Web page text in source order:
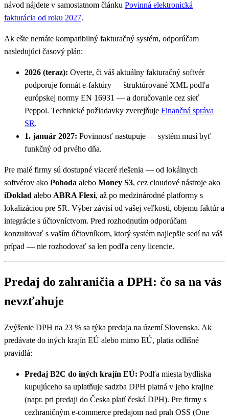
návod nájdete v samostatnom článku Povinná elektronická
fakturácia od roku 2027.
Ak ešte nemáte kompatibilný fakturačný systém, odporúčam
nasledujúci časový plán:
2026 (teraz): Overte, či váš aktuálny fakturačný softvér
podporuje formát e-faktúry — štruktúrované XML podľa
európskej normy EN 16931 — a doručovanie cez sieť
Peppol. Technické požiadavky zverejňuje Finančná správa
SR.
1. január 2027: Povinnosť nastupuje — systém musí byť
funkčný od prvého dňa.
Pre malé firmy sú dostupné viaceré riešenia — od lokálnych
softvérov ako Pohoda alebo Money S3, cez cloudové nástroje ako
iDoklad alebo ABRA Flexi, až po medzinárodné platformy s
lokalizáciou pre SR. Výber závisí od vašej veľkosti, objemu faktúr a
integrácie s účtovníctvom. Pred rozhodnutím odporúčam
konzultovať s vaším účtovníkom, ktorý systém najlepšie sedí na váš
prípad — nie rozhodovať sa len podľa ceny licencie.
Predaj do zahraničia a DPH: čo sa na vás
nevzťahuje
Zvýšenie DPH na 23 % sa týka predaja na území Slovenska. Ak
predávate do iných krajín EÚ alebo mimo EÚ, platia odlišné
pravidlá:
Predaj B2C do iných krajín EÚ: Podľa miesta bydliska
kupujúceho sa uplatňuje sadzba DPH platná v jeho krajine
(napr. pri predaji do Česka platí česká DPH). Pre firmy s
cezhraničným e-commerce predajom nad prah OSS (One